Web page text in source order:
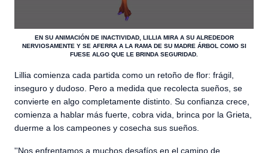
EN SU ANIMACIÓN DE INACTIVIDAD, LILLIA MIRA A SU ALREDEDOR
NERVIOSAMENTE Y SE AFERRA A LA RAMA DE SU MADRE ÁRBOL COMO SI
FUESE ALGO QUE LE BRINDA SEGURIDAD.
Lillia comienza cada partida como un retoño de flor: frágil,
inseguro y dudoso. Pero a medida que recolecta sueños, se
convierte en algo completamente distinto. Su confianza crece,
comienza a hablar más fuerte, cobra vida, brinca por la Grieta,
duerme a los campeones y cosecha sus sueños.
''Nos enfrentamos a muchos desafíos en el camino de